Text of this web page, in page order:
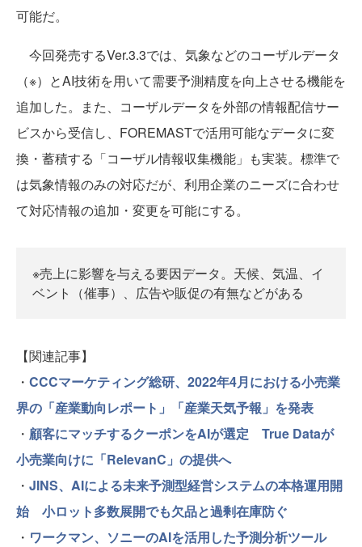
可能だ。
今回発売するVer.3.3では、気象などのコーザルデータ
（※）とAI技術を用いて需要予測精度を向上させる機能を
追加した。また、コーザルデータを外部の情報配信サー
ビスから受信し、FOREMASTで活用可能なデータに変
換・蓄積する「コーザル情報収集機能」も実装。標準で
は気象情報のみの対応だが、利用企業のニーズに合わせ
て対応情報の追加・変更を可能にする。
※売上に影響を与える要因データ。天候、気温、イ
ベント（催事）、広告や販促の有無などがある
【関連記事】
・ CCCマーケティング総研、2022年4月における小売業
界の「産業動向レポート」「産業天気予報」を発表
・ 顧客にマッチするクーポンをAIが選定 True Dataが
小売業向けに「RelevanC」の提供へ
・ JINS、AIによる未来予測型経営システムの本格運用開
始 小ロット多数展開でも欠品と過剰在庫防ぐ
・ ワークマン、ソニーのAIを活用した予測分析ツール